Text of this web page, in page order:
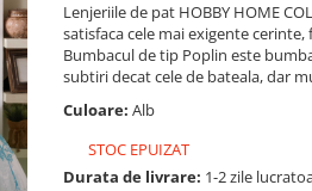
Lenjeriile de pat HOBBY HOME
satisfaca cele mai exigente
Bumbacul de tip Poplin este
subtiri decat cele de bateala, dar
Culoare: Alb
STOC EPUIZAT
Durata de livrare: 1-2 zile